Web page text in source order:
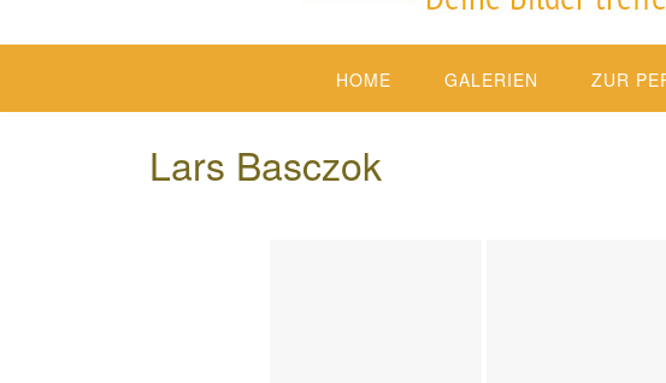
HOME GALERIEN ZUR
Lars Basczok